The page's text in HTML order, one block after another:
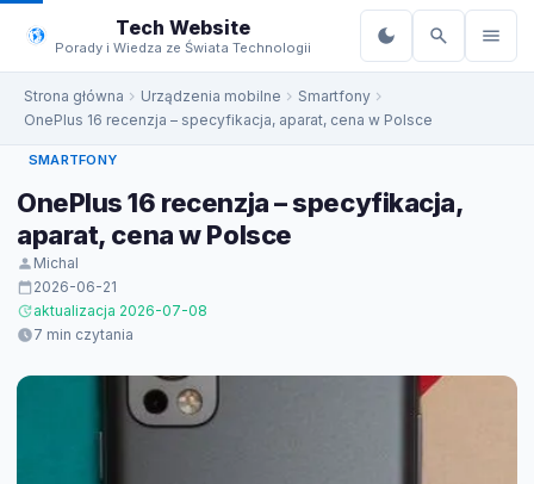
do
treści
Tech Website
Porady i Wiedza ze Świata Technologii
Strona główna Urządzenia mobilne
Smartfony
OnePlus 16 recenzja – specyfikacja, aparat, cena w Polsce
SMARTFONY
OnePlus 16 recenzja – specyfikacja,
aparat, cena w Polsce
Michal
2026-06-21
aktualizacja 2026-07-08
7 min czytania